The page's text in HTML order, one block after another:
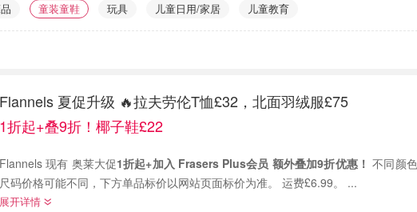
童装童鞋 玩具 儿童日用/家居 儿童教育
Flannels 夏促升级 🔥拉夫劳伦T恤£32，北面羽绒服£75
1折起+叠9折！椰子鞋£22
Flannels 现有 奥莱大促1折起+加入 Frasers Plus会员 额外叠加9折优惠！
尺码价格可能不同，下方单品标价以网站页面标价为准。 运费£6.99。 ...
展开详情